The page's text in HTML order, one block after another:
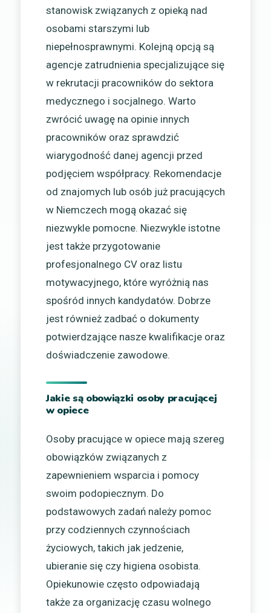
stanowisk związanych z opieką nad
osobami starszymi lub
niepełnosprawnymi. Kolejną opcją są
agencje zatrudnienia specjalizujące się
w rekrutacji pracowników do sektora
medycznego i socjalnego. Warto
zwrócić uwagę na opinie innych
pracowników oraz sprawdzić
wiarygodność danej agencji przed
podjęciem współpracy. Rekomendacje
od znajomych lub osób już pracujących
w Niemczech mogą okazać się
niezwykle pomocne. Niezwykle istotne
jest także przygotowanie
profesjonalnego CV oraz listu
motywacyjnego, które wyróżnią nas
spośród innych kandydatów. Dobrze
jest również zadbać o dokumenty
potwierdzające nasze kwalifikacje oraz
doświadczenie zawodowe.
Jakie są obowiązki osoby pracującej
w opiece
Osoby pracujące w opiece mają szereg
obowiązków związanych z
zapewnieniem wsparcia i pomocy
swoim podopiecznym. Do
podstawowych zadań należy pomoc
przy codziennych czynnościach
życiowych, takich jak jedzenie,
ubieranie się czy higiena osobista.
Opiekunowie często odpowiadają
także za organizację czasu wolnego